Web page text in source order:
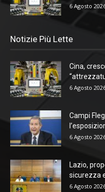
6 Agosto
Notizie Più Lette
Cina,
6 Agosto
Campi
6 Agosto
Lazio,
sicurezza
6 Agosto